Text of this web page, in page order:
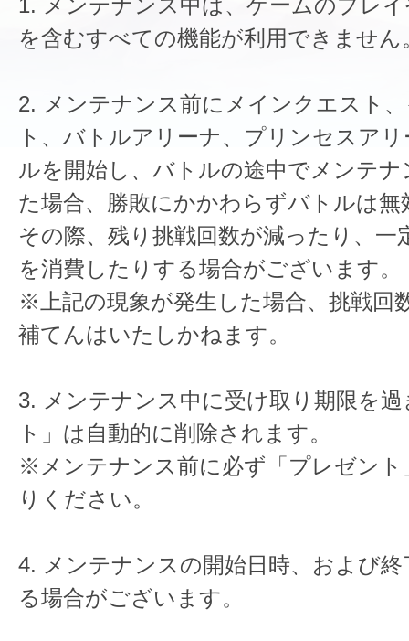
1. メンテナンス中は、ゲームのプレ
を含むすべての機能が利用できません
2. メンテナンス前にメインクエスト
ト、バトルアリーナ、プリンセスア
ルを開始し、バトルの途中でメンテ
た場合、勝敗にかかわらずバトルは
その際、残り挑戦回数が減ったり、一
を消費したりする場合がございます。
※上記の現象が発生した場合、挑戦回
補てんはいたしかねます。
3. メンテナンス中に受け取り期限を
ト」は自動的に削除されます。
※メンテナンス前に必ず「プレゼント
りください。
4. メンテナンスの開始日時、および
る場合がございます。